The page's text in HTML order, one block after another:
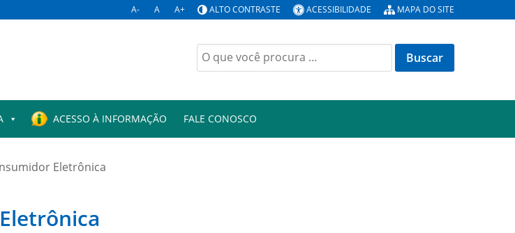
A- A A+ ALTO CONTRASTE ACESSIBILIDADE MAPA DO SITE
ACESSO À INFORMAÇÃO FALE CONOSCO
Eletrônica